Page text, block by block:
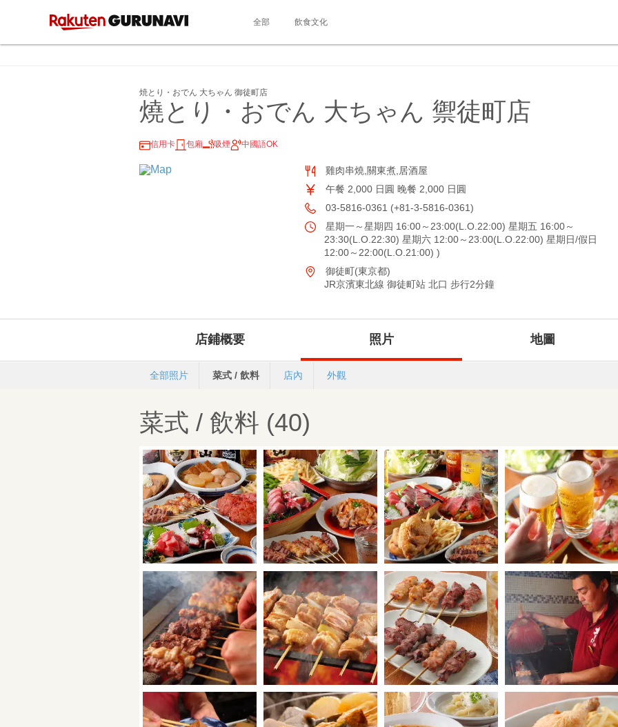
全部 飲食文化
焼とり・おでん 大ちゃん 御徒町店
燒とり・おでん 大ちゃん 禦徒町店
信用卡 包廂 吸煙 中國語OK
雞肉串燒,關東煮,居酒屋
午餐 2,000 日圓 晚餐 2,000 日圓
03-5816-0361 (+81-3-5816-0361)
星期一～星期四 16:00～23:00(L.O.22:00) 星期五 16:00～
23:30(L.O.22:30) 星期六 12:00～23:00(L.O.22:00) 星期日/假日
12:00～22:00(L.O.21:00) )
御徒町(東京都)
JR京濱東北線 御徒町站 北口 步行2分鐘
店鋪概要 照片 地圖
全部照片 菜式 / 飲料 店內 外觀
菜式 / 飲料 (40)